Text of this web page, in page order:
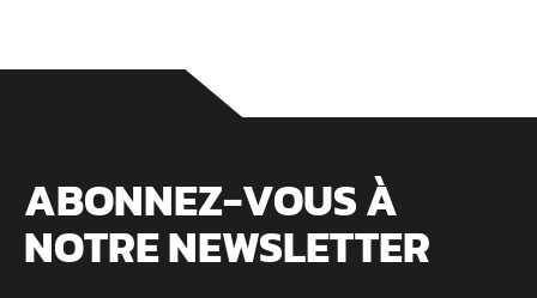
ABONNEZ-VOUS À
NOTRE NEWSLETTER